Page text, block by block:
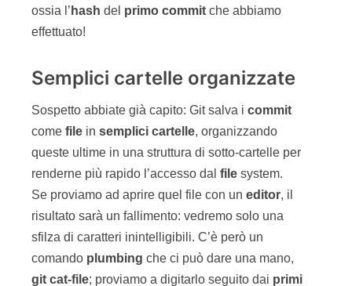
ossia l’ hash del primo commit che abbiamo
effettuato!
Semplici cartelle organizzate
Sospetto abbiate già capito: Git salva i commit
come file in semplici cartelle, organizzando
queste ultime in una struttura di sotto-cartelle per
renderne più rapido l’accesso dal file system.
Se proviamo ad aprire quel file con un editor, il
risultato sarà un fallimento: vedremo solo una
sfilza di caratteri inintelligibili. C’è però un
comando plumbing che ci può dare una mano,
git cat-file; proviamo a digitarlo seguito dai primi